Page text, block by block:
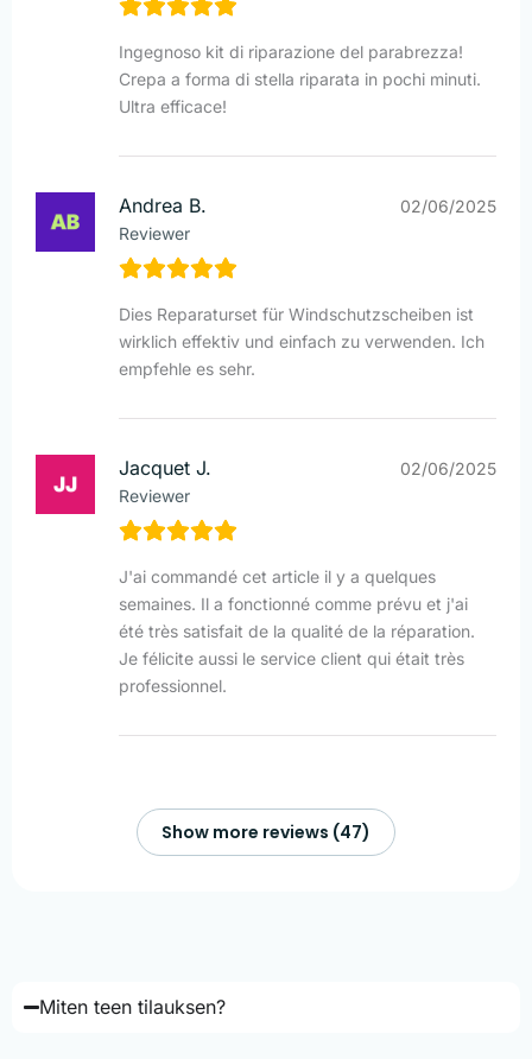
Ingegnoso kit di riparazione del parabrezza!
Crepa a forma di stella riparata in pochi minuti.
Ultra efficace!
Andrea B.
Reviewer
02/06/2025
Dies Reparaturset für Windschutzscheiben ist
wirklich effektiv und einfach zu verwenden. Ich
empfehle es sehr.
Jacquet J.
Reviewer
02/06/2025
J'ai commandé cet article il y a quelques
semaines. Il a fonctionné comme prévu et j'ai
été très satisfait de la qualité de la réparation.
Je félicite aussi le service client qui était très
professionnel.
Show more reviews (47)
Miten teen tilauksen?